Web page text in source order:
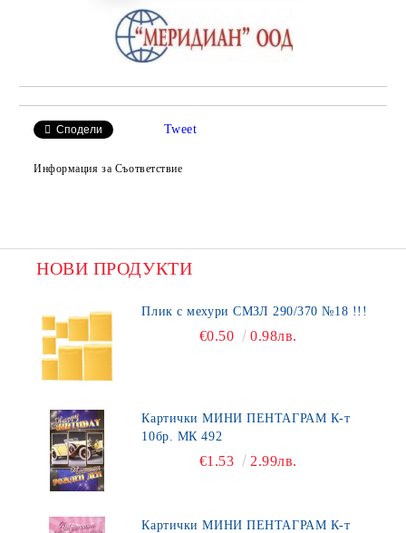
Сподели Tweet
Информация за Съответствие
НОВИ ПРОДУКТИ
Плик с мехури СМЗЛ 290/370 №18 !!!
€0.50 0.98лв.
Картички МИНИ ПЕНТАГРАМ К-т
10бр. МК 492
€1.53 2.99лв.
Картички МИНИ ПЕНТАГРАМ К-т